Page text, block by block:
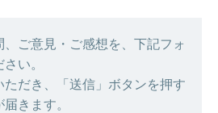
ご意見・ご感想を、下記フォ
い。
ただき、「送信」ボタンを押す
きます。